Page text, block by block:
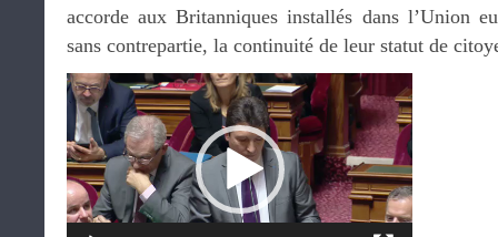
accorde aux Britanniques installés dans l’Union
sans contrepartie, la continuité de leur statut de
Lecteur
vidéo